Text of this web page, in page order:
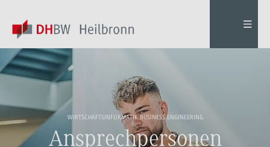
WIRTSCHAFTSINFORMATIK BUSINESS ENGINEERING
Ansprechpersonen